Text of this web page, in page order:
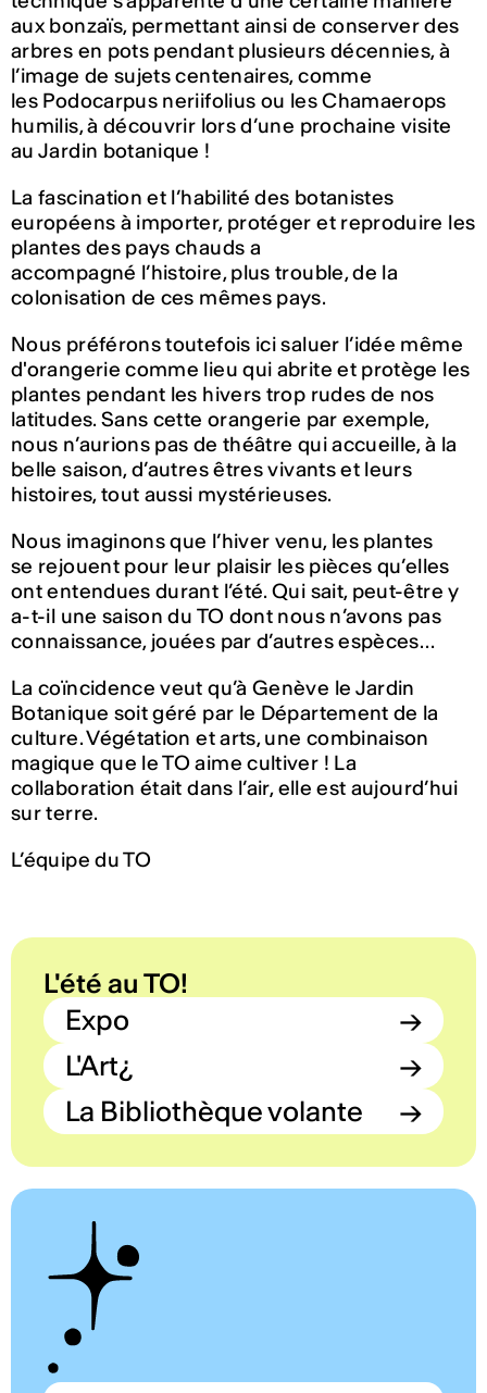
aux bonzaïs, permettant ainsi de conserver des
arbres en pots pendant plusieurs décennies, à
l’image de sujets centenaires, comme
les Podocarpus neriifolius ou les Chamaerops
humilis, à découvrir lors d’une prochaine visite
au Jardin botanique !
La fascination et l’habilité des botanistes
européens à importer, protéger et reproduire les
plantes des pays chauds a
accompagné l’histoire, plus trouble, de la
colonisation de ces mêmes pays.
Nous préférons toutefois ici saluer l’idée même
d'orangerie comme lieu qui abrite et protège les
plantes pendant les hivers trop rudes de nos
latitudes. Sans cette orangerie par exemple,
nous n’aurions pas de théâtre qui accueille, à la
belle saison, d’autres êtres vivants et leurs
histoires, tout aussi mystérieuses.
Nous imaginons que l’hiver venu, les plantes
se rejouent pour leur plaisir les pièces qu’elles
ont entendues durant l’été. Qui sait, peut-être y
a-t-il une saison du TO dont nous n’avons pas
connaissance, jouées par d’autres espèces…
La coïncidence veut qu’à Genève le Jardin
Botanique soit géré par le Département de la
culture. Végétation et arts, une combinaison
magique que le TO aime cultiver ! La
collaboration était dans l’air, elle est aujourd’hui
sur terre.
L’équipe du TO
L'été au TO!
Expo
→
L'Art¿
→
La Bibliothèque volante
→